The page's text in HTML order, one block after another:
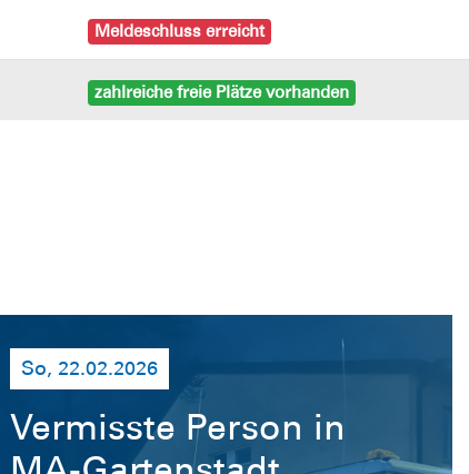
Vermisste Person in
MA-Gartenstadt
(Mantrailer)
In der Nacht von Sonnag auf Montag